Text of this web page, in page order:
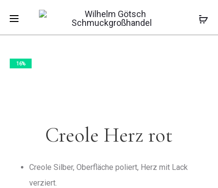
CREOLE
HERZ
Start Kinderschmuck
Kindercreole
16%
Creole Herz rot
Creole Silber, Oberfläche poliert, Herz mit Lack
verziert.